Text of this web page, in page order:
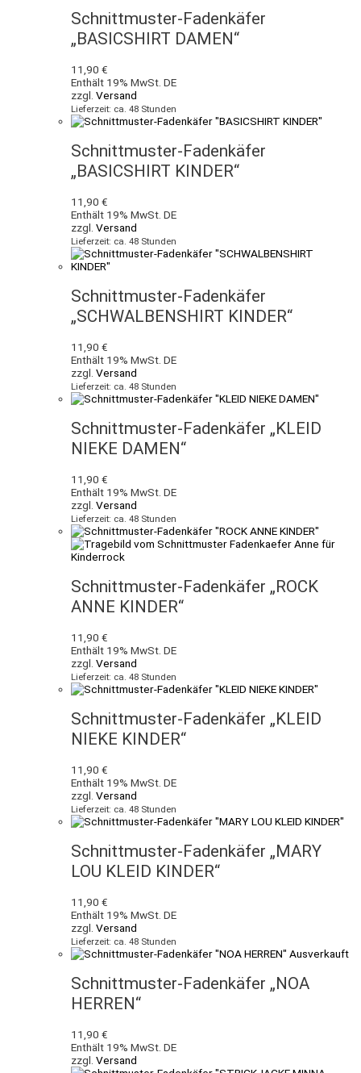
Schnittmuster-Fadenkäfer
„BASICSHIRT DAMEN“
11,90 €
Enthält 19% MwSt. DE
zzgl. Versand
Lieferzeit: ca. 48 Stunden
Schnittmuster-Fadenkäfer
„BASICSHIRT KINDER“
11,90 €
Enthält 19% MwSt. DE
zzgl. Versand
Lieferzeit: ca. 48 Stunden
Schnittmuster-Fadenkäfer
„SCHWALBENSHIRT KINDER“
11,90 €
Enthält 19% MwSt. DE
zzgl. Versand
Lieferzeit: ca. 48 Stunden
Schnittmuster-Fadenkäfer „KLEID
NIEKE DAMEN“
11,90 €
Enthält 19% MwSt. DE
zzgl. Versand
Lieferzeit: ca. 48 Stunden
Schnittmuster-Fadenkäfer „ROCK
ANNE KINDER“
11,90 €
Enthält 19% MwSt. DE
zzgl. Versand
Lieferzeit: ca. 48 Stunden
Schnittmuster-Fadenkäfer „KLEID
NIEKE KINDER“
11,90 €
Enthält 19% MwSt. DE
zzgl. Versand
Lieferzeit: ca. 48 Stunden
Schnittmuster-Fadenkäfer „MARY
LOU KLEID KINDER“
11,90 €
Enthält 19% MwSt. DE
zzgl. Versand
Lieferzeit: ca. 48 Stunden
Ausverkauft
Schnittmuster-Fadenkäfer „NOA
HERREN“
11,90 €
Enthält 19% MwSt. DE
zzgl. Versand